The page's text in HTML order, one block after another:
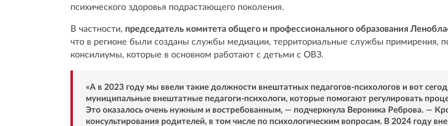
психического здоровья подрастающего поколения.
В частности, председатель комитета общего и профессионального образования
что в регионе были созданы службы медиации, территориальные службы примирения,
консилиумы, которые в основном работают с детьми с ОВЗ.
«А в 2023 году мы ввели такие должности внештатных педагогов-психологов и вот
муниципальные внештатные педагоги-психологи, которые помогают регулировать
Это оказалось очень нужным и востребованным, — подчеркнула Вероника Реброва. —
консультирования родителей, в том числе по психологическим вопросам. В 2024 году